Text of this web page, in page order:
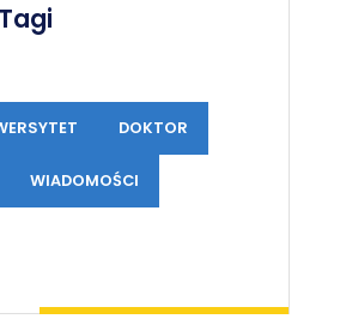
DOKTOR
WIADOMOŚCI